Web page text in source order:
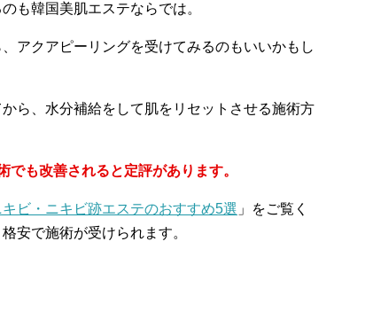
も韓国美肌エステならでは。
アクアピーリングを受けてみるのもいいかもし
ら、水分補給をして肌をリセットさせる施術方
も改善されると定評があります。
キビ・ニキビ跡エステのおすすめ5選 」をご覧く
安で施術が受けられます。